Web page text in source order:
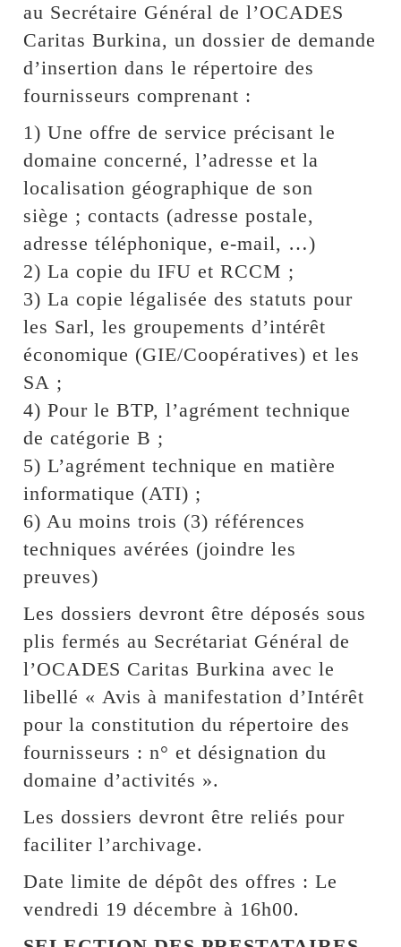
au Secrétaire Général de l’OCADES
Caritas Burkina, un dossier de demande
d’insertion dans le répertoire des
fournisseurs comprenant :
1) Une offre de service précisant le
domaine concerné, l’adresse et la
localisation géographique de son
siège ; contacts (adresse postale,
adresse téléphonique, e-mail, …)
2) La copie du IFU et RCCM ;
3) La copie légalisée des statuts pour
les Sarl, les groupements d’intérêt
économique (GIE/Coopératives) et les
SA ;
4) Pour le BTP, l’agrément technique
de catégorie B ;
5) L’agrément technique en matière
informatique (ATI) ;
6) Au moins trois (3) références
techniques avérées (joindre les
preuves)
Les dossiers devront être déposés sous
plis fermés au Secrétariat Général de
l’OCADES Caritas Burkina avec le
libellé « Avis à manifestation d’Intérêt
pour la constitution du répertoire des
fournisseurs : n° et désignation du
domaine d’activités ».
Les dossiers devront être reliés pour
faciliter l’archivage.
Date limite de dépôt des offres : Le
vendredi 19 décembre à 16h00.